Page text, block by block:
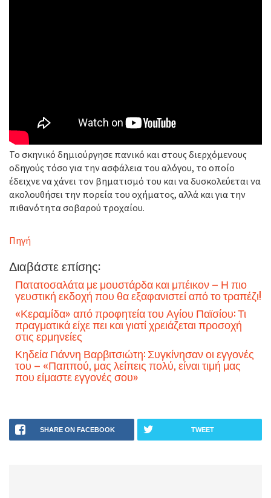
Το σκηνικό δημιούργησε πανικό και στους διερχόμενους
οδηγούς τόσο για την ασφάλεια του αλόγου, το οποίο
έδειχνε να χάνει τον βηματισμό του και να δυσκολεύεται να
ακολουθήσει την πορεία του οχήματος, αλλά και για την
πιθανότητα σοβαρού τροχαίου.
Πηγή
Διαβάστε επίσης:
Πατατοσαλάτα με μουστάρδα και μπέικον – Η πιο
γευστική εκδοχή που θα εξαφανιστεί από το τραπέζι!
«Κεραμίδα» από προφητεία του Αγίου Παϊσίου: Τι
πραγματικά είχε πει και γιατί χρειάζεται προσοχή
στις ερμηνείες
Κηδεία Γιάννη Βαρβιτσιώτη: Συγκίνησαν οι εγγονές
του – «Παππού, μας λείπεις πολύ, είναι τιμή μας
που είμαστε εγγονές σου»
SHARE ON FACEBOOK TWEET